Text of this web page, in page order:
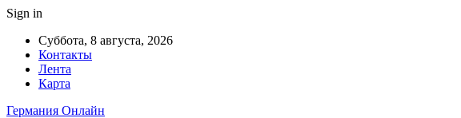
Sign in
Суббота, 8 августа, 2026
Контакты
Лента
Карта
Германия Онлайн